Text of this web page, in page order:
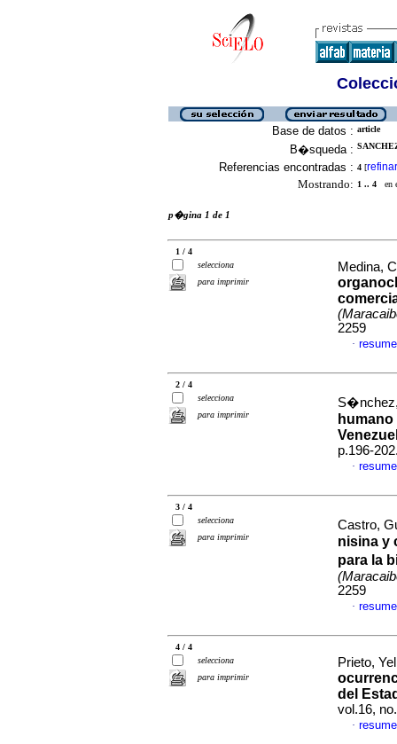
Base de datos : article
B�squeda :
Referencias encontradas : 4 [refinar
Mostrando: 1 .. 4 en
p�gina 1 de 1
1 / 4
selecciona
para imprimir
Medina,
2259
·
2 / 4
selecciona
para imprimir
p.196-
·
3 / 4
selecciona
para imprimir
Castro,
nisina y
para la
2259
·
4 / 4
selecciona
para imprimir
Prieto,
del
vol.16,
·